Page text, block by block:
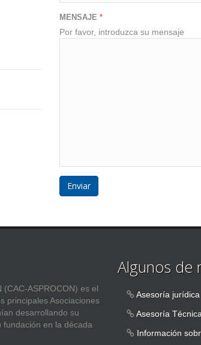
MENSAJE
Por favor, introduzca su mensaje
ASPROCON) es el
principales Asociaciones
desarrollando su
en la década
Algunos de
Asesoría jurídica
Asesoría
Información